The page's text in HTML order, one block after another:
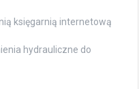
księgarnią internetową
hydrauliczne do